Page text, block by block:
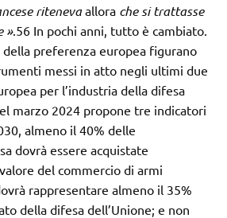
ritenevaallora che si trattasse
».56 In pochi anni, tutto è cambiato.
preferenza europea figurano
messi in atto negli ultimi due
per l’industria della difesa
marzo 2024 propone tre indicatori
almeno il 40% delle
dovrà essere acquistate
del commercio di armi
rappresentare almeno il 35%
della difesa dell’Unione; e non